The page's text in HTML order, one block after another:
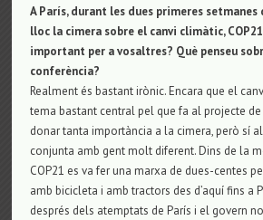
A París, durant les dues primeres setmanes
lloc la cimera sobre el canvi climàtic,
important per a vosaltres? Què penseu
conferència?
Realment és bastant irònic. Encara que el
tema bastant central pel que fa al projecte de
donar tanta importància a la cimera, però sí
conjunta amb gent molt diferent. Dins de la
COP21 es va fer una marxa de dues-centes
amb bicicleta i amb tractors des d’aquí fins a
després dels atemptats de París i el govern